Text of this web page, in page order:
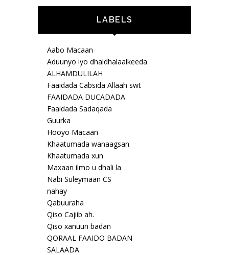
LABELS
Aabo Macaan
Aduunyo iyo dhaldhalaalkeeda
ALHAMDULILAH
Faaidada Cabsida Allaah swt
FAAIDADA DUCADADA
Faaidada Sadaqada
Guurka
Hooyo Macaan
Khaatumada wanaagsan
Khaatumada xun
Maxaan ilmo u dhali la
Nabi Suleymaan CS
nahay
Qabuuraha
Qiso Cajiib ah.
Qiso xanuun badan
QORAAL FAAIDO BADAN
SALAADA